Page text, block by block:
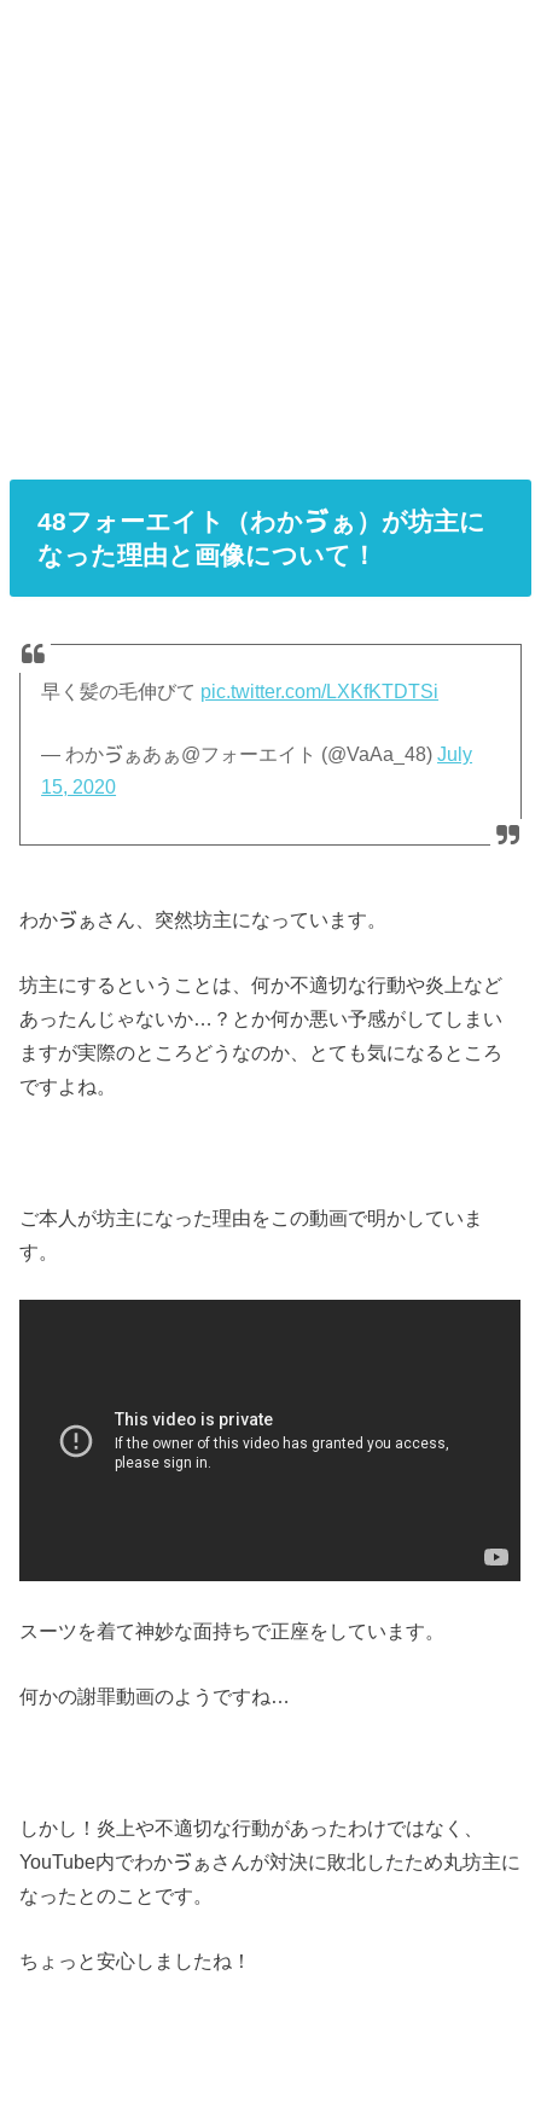
48フォーエイト（わかゔぁ）が坊主に
なった理由と画像について！
早く髪の毛伸びて pic.twitter.com/LXKfKTDTSi
— わかゔぁあぁ@フォーエイト (@VaAa_48)July
15, 2020
わかゔぁさん、突然坊主になっています。
坊主にするということは、何か不適切な行動や炎上など
あったんじゃないか…？とか何か悪い予感がしてしまい
ますが実際のところどうなのか、とても気になるところ
ですよね。
ご本人が坊主になった理由をこの動画で明かしていま
す。
スーツを着て神妙な面持ちで正座をしています。
何かの謝罪動画のようですね…
しかし！炎上や不適切な行動があったわけではなく、
YouTube内でわかゔぁさんが対決に敗北したため丸坊主に
なったとのことです。
ちょっと安心しましたね！